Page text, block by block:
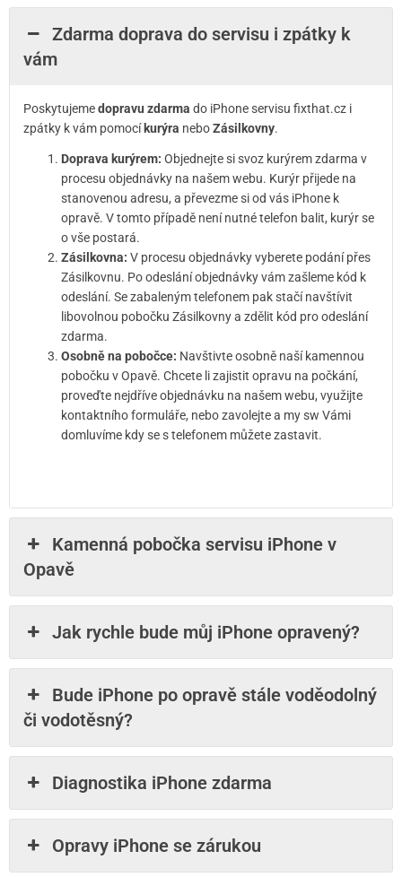
Zdarma doprava do servisu i zpátky k
vám
Poskytujemedopravu zdarma do iPhone servisu fixthat.cz i
zpátky k vám pomocí kurýra neboZásilkovny.
Doprava kurýrem: Objednejte si svoz kurýrem zdarma v
procesu objednávky na našem webu. Kurýr přijede na
stanovenou adresu, a převezme si od vás iPhone k
opravě. V tomto případě není nutné telefon balit, kurýr se
o vše postará.
Zásilkovna: V procesu objednávky vyberete podání přes
Zásilkovnu. Po odeslání objednávky vám zašleme kód k
odeslání. Se zabaleným telefonem pak stačí navštívit
libovolnou pobočku Zásilkovny a zdělit kód pro odeslání
zdarma.
Osobně na pobočce: Navštivte osobně naší kamennou
pobočku v Opavě. Chcete li zajistit opravu na počkání,
proveďte nejdříve objednávku na našem webu, využijte
kontaktního formuláře, nebo zavolejte a my sw Vámi
domluvíme kdy se s telefonem můžete zastavit.
Kamenná pobočka servisu iPhone v
Opavě
Jak rychle bude můj iPhone opravený?
Bude iPhone po opravě stále voděodolný
či vodotěsný?
Diagnostika iPhone zdarma
Opravy iPhone se zárukou